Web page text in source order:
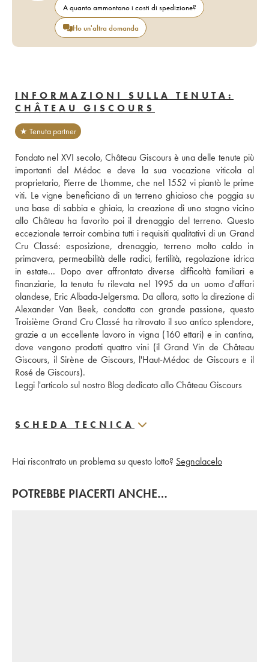
A quanto ammontano i costi di spedizione?
Ho un'altra domanda
INFORMAZIONI SULLA TENUTA:
CHÂTEAU GISCOURS
★ Tenuta partner
Fondato nel XVI secolo, Château Giscours è una delle tenute più
importanti del Médoc e deve la sua vocazione viticola al
proprietario, Pierre de Lhomme, che nel 1552 vi piantò le prime
viti. Le vigne beneficiano di un terreno ghiaioso che poggia su
una base di sabbia e ghiaia, la creazione di uno stagno vicino
allo Château ha favorito poi il drenaggio del terreno. Questo
eccezionale terroir combina tutti i requisiti qualitativi di un Grand
Cru Classé: esposizione, drenaggio, terreno molto caldo in
primavera, permeabilità delle radici, fertilità, regolazione idrica
in estate... Dopo aver affrontato diverse difficoltà familiari e
finanziarie, la tenuta fu rilevata nel 1995 da un uomo d'affari
olandese, Eric Albada-Jelgersma. Da allora, sotto la direzione di
Alexander Van Beek, condotta con grande passione, questo
Troisième Grand Cru Classé ha ritrovato il suo antico splendore,
grazie a un eccellente lavoro in vigna (160 ettari) e in cantina,
dove vengono prodotti quattro vini (il Grand Vin de Château
Giscours, il Sirène de Giscours, l'Haut-Médoc de Giscours e il
Rosé de Giscours).
Leggi l'articolo sul nostro Blog dedicato allo Château Giscours
SCHEDA TECNICA
Hai riscontrato un problema su questo lotto? Segnalacelo
POTREBBE PIACERTI ANCHE…